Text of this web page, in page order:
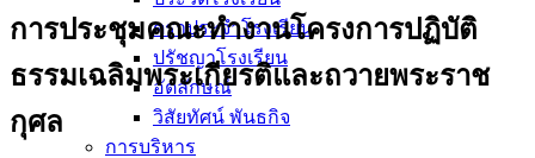
ตราประจำโรงเรียน
ปรัชญาโรงเรียน
อัตลักษณ์
วิสัยทัศน์ พันธกิจ
การบริหาร
การประชุมคณะทำงานโครงการปฏิบัติ
ธรรมเฉลิมพระเกียรติและถวายพระราช
กุศล